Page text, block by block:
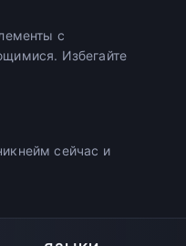
с
Избегайте
сейчас и